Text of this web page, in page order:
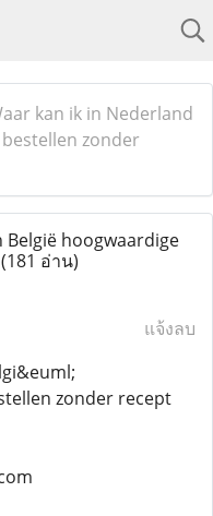
kan ik in Nederland
zonder
België hoogwaardige
(181 อ่าน)
แจ้งลบ
zonder recept